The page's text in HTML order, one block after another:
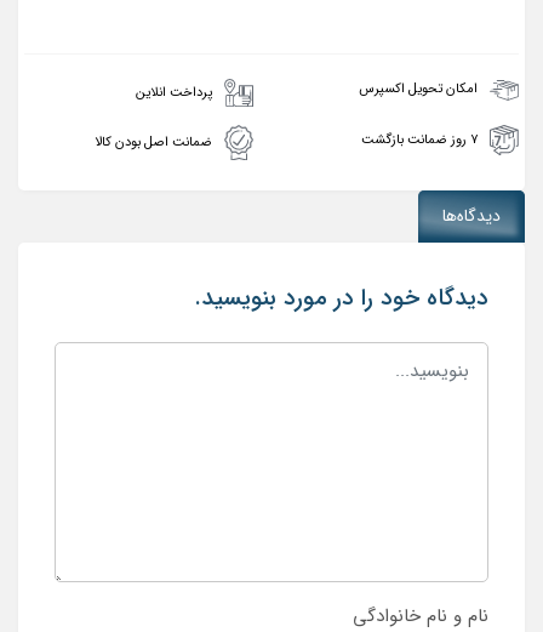
امکان تحویل اکسپرس پرداخت انلاین
۷ روز ضمانت بازگشت ضمانت اصل بودن کالا
دیدگاه‌ها
دیدگاه خود را در مورد بنویسید.
نام و نام خانوادگی